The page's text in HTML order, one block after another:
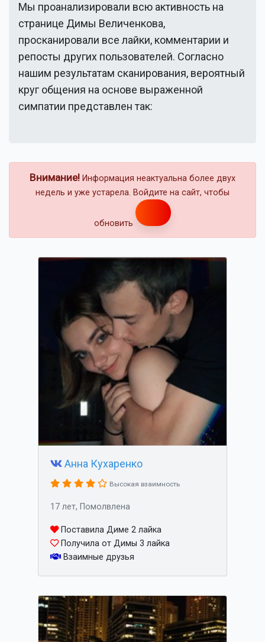
Мы проанализировали всю активность на
странице Димы Величенкова,
просканировали все лайки, комментарии и
репосты других пользователей. Согласно
нашим результатам сканирования, вероятный
круг общения на основе выраженной
симпатии представлен так:
Внимание! Информация неактуальна более двух
недель и уже устарела. Войдите на сайт, чтобы
обновить
Анна Кухаренко
Высокая взаимность
17 лет, Помолвлена
Поставила Диме 2 лайка
Получила от Димы 3 лайка
Взаимные друзья